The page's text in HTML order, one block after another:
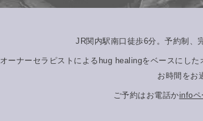
JR関内駅南口徒歩6分。予約制、
オーナーセラピストによるhug healingをベースにし
お時間をお
ご予約はお電話かinfoペ